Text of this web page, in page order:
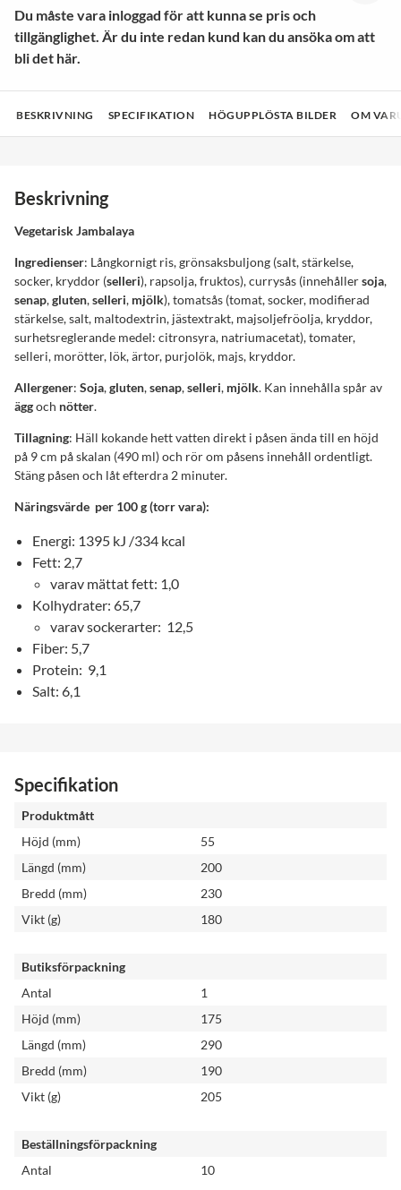
Du måste vara inloggad för att kunna se pris och
tillgänglighet. Är du inte redan kund kan du ansöka om att
bli det här.
BESKRIVNING SPECIFIKATION HÖGUPPLÖSTA BILDER OM
Beskrivning
Vegetarisk Jambalaya
Ingredienser: Långkornigt ris, grönsaksbuljong (salt, stärkelse,
socker, kryddor (selleri), rapsolja, fruktos), currysås (innehållersoja,
senap,gluten,selleri, mjölk), tomatsås (tomat, socker, modifierad
stärkelse, salt, maltodextrin, jästextrakt, majsoljefröolja, kryddor,
surhetsreglerande medel: citronsyra, natriumacetat), tomater,
selleri, morötter, lök, ärtor, purjolök, majs, kryddor.
Allergener: Soja,gluten,senap,selleri, mjölk. Kan innehålla spår av
äggoch nötter.
Tillagning: Häll kokande hett vatten direkt i påsen ända till en höjd
på 9 cm på skalan (490 ml) och rör om påsens innehåll ordentligt.
Stäng påsen och låt efterdra 2 minuter.
Näringsvärde per 100 g (torr vara):
Energi: 1395 kJ /334 kcal
Fett: 2,7
varav mättat fett: 1,0
Kolhydrater: 65,7
varav sockerarter: 12,5
Fiber: 5,7
Protein: 9,1
Salt: 6,1
Specifikation
Produktmått
Höjd (mm)
55
Längd (mm)
200
Bredd (mm)
230
Vikt (g)
180
Butiksförpackning
Antal
1
Höjd (mm)
175
Längd (mm)
290
Bredd (mm)
190
Vikt (g)
205
Beställningsförpackning
Antal
10